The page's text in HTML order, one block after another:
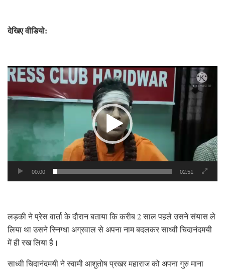
देखिए वीडियो:
Video
Player
00:00 02:51
लड़की ने प्रेस वार्ता के दौरान बताया कि करीब 2 साल पहले उसने संयास ले
लिया था उसने स्निग्धा अग्रवाल से अपना नाम बदलकर साध्वी चिदानंदमयी
में ही रख लिया है।
साध्वी चिदानंदमयी ने स्वामी आशुतोष प्रखर महाराज को अपना गुरु माना